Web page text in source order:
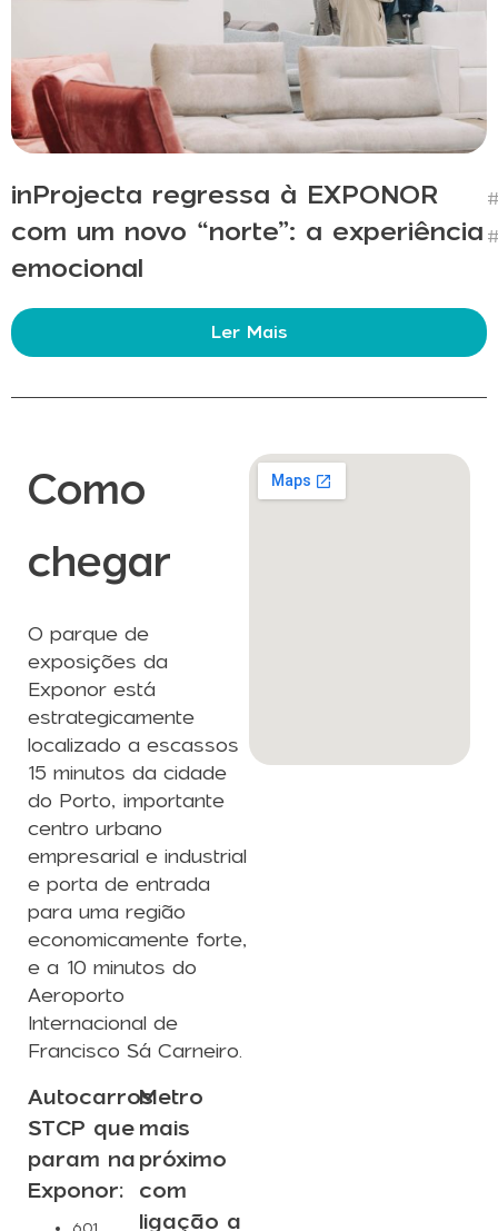
inProjecta regressa à EXPONOR
com um novo “norte”: a experiência
emocional
Ler Mais
Como
chegar
O parque de
exposições da
Exponor está
estrategicamente
localizado a escassos
15 minutos da cidade
do Porto, importante
centro urbano
empresarial e industrial
e porta de entrada
para uma região
economicamente forte,
e a 10 minutos do
Aeroporto
Internacional de
Francisco Sá Carneiro.
Autocarros
STCP que
param na
Exponor:
Metro
mais
próximo
com
ligação a